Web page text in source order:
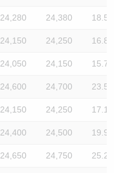
24,280 24,380 18.5
24,150 24,250 16.8
24,050 24,150 15.7
24,600 24,700 23.5
24,150 24,250 17.1
24,400 24,500 19.9
24,650 24,750 25.2